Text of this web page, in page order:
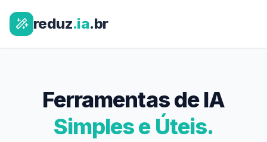
reduz.ia.br
Ferramentas de IA
Simples e Úteis.